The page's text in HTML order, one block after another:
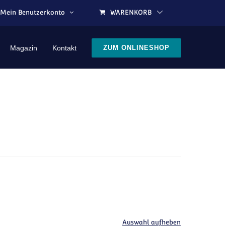
Mein Benutzerkonto
WARENKORB
Magazin Kontakt ZUM ONLINESHOP
Auswahl aufheben